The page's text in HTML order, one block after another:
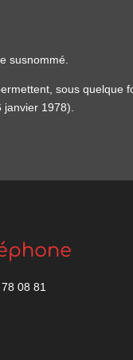
susnommé.
sous quelque
1978).
08 81